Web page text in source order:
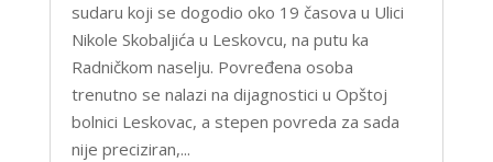
sudaru koji se dogodio oko 19 časova u Ulici
Nikole Skobaljića u Leskovcu, na putu ka
Radničkom naselju. Povređena osoba
trenutno se nalazi na dijagnostici u Opštoj
bolnici Leskovac, a stepen povreda za sada
nije preciziran,...